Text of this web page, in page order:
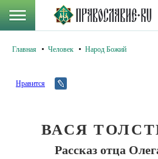
Главная Человек Народ Божий
Нравится
ВАСЯ
Рассказ отца